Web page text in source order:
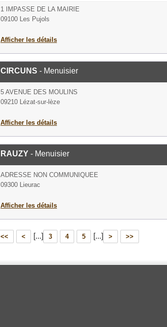
1 IMPASSE DE LA MAIRIE
09100 Les Pujols
Afficher les détails
CIRCUNS - Menuisier
5 AVENUE DES MOULINS
09210 Lézat-sur-lèze
Afficher les détails
RAUZY - Menuisier
ADRESSE NON COMMUNIQUEE
09300 Lieurac
Afficher les détails
<< < [...] 3 4 5 [...] > >>